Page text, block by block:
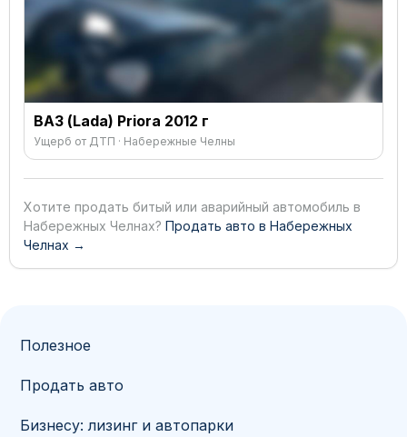
ВАЗ (Lada) Priora 2012 г
Ущерб от ДТП · Набережные Челны
Хотите продать битый или аварийный автомобиль в
Набережных Челнах? Продать авто в Набережных
Челнах →
Полезное
Продать авто
Бизнесу: лизинг и автопарки